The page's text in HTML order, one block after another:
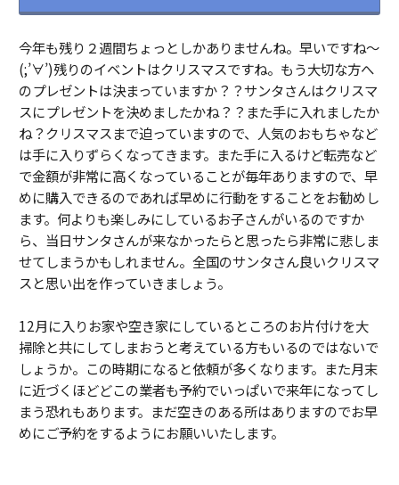
今年も残り２週間ちょっとしかありませんね。早いですね～
(;’∀’)残りのイベントはクリスマスですね。もう大切な方へ
のプレゼントは決まっていますか？？サンタさんはクリスマ
スにプレゼントを決めましたかね？？また手に入れましたか
ね？クリスマスまで迫っていますので、人気のおもちゃなど
は手に入りずらくなってきます。また手に入るけど転売など
で金額が非常に高くなっていることが毎年ありますので、早
めに購入できるのであれば早めに行動をすることをお勧めし
ます。何よりも楽しみにしているお子さんがいるのですか
ら、当日サンタさんが来なかったらと思ったら非常に悲しま
せてしまうかもしれません。全国のサンタさん良いクリスマ
スと思い出を作っていきましょう。
12月に入りお家や空き家にしているところのお片付けを大
掃除と共にしてしまおうと考えている方もいるのではないで
しょうか。この時期になると依頼が多くなります。また月末
に近づくほどどこの業者も予約でいっぱいで来年になってし
まう恐れもあります。まだ空きのある所はありますのでお早
めにご予約をするようにお願いいたします。